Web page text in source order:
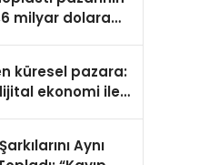
milyar dolara
küresel pazara:
ekonomi ile
Aynı